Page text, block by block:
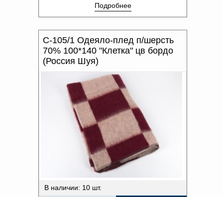
Подробнее
С-105/1 Одеяло-плед п/шерсть
70% 100*140 "Клетка" цв бордо
(Россия Шуя)
В наличии: 10 шт.